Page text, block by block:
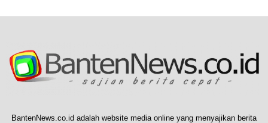
BantenNews.co.id adalah website media online yang menyajikan berita